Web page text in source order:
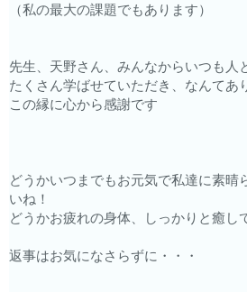
（私の最大の課題でもあります）
先生、天野さん、みんなからいつも人
たくさん学ばせていただき、なんてあ
この縁に心から感謝です
どうかいつまでもお元気で私達に素晴
いね！
どうかお疲れの身体、しっかりと癒し
返事はお気になさらずに・・・